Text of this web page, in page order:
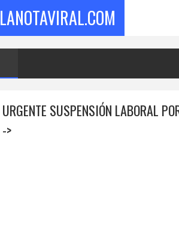
LANOTAVIRAL.COM
URGENTE SUSPENSIÓN LABORAL
->